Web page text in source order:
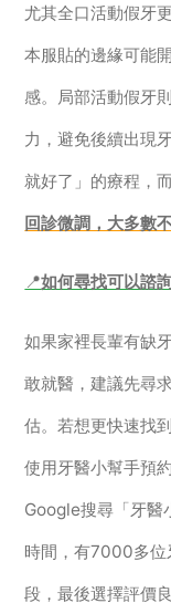
尤其全口活動假牙
本服貼的邊緣可能
感。局部活動假牙
力，避免後續出現
就好了」的療程，
回診微調，大多數
📍如何尋找可以諮
如果家裡長輩有缺
敢就醫，建議先尋
估。若想更快速找
使用牙醫小幫手預
Google搜尋「牙醫
時間，有7000多位
段，最後選擇評價